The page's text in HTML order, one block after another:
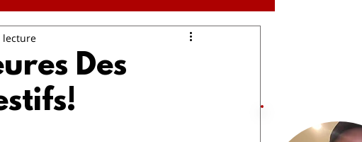
Perte de poids
Des
lecture